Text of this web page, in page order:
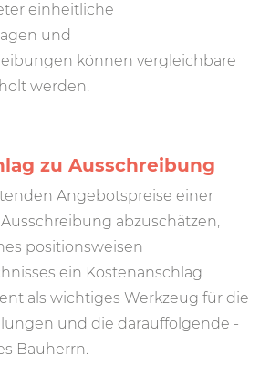
einheitliche
und
können vergleichbare
werden.
zu Ausschreibung
Angebotspreise einer
abzuschätzen,
positionsweisen
ein Kostenanschlag
als wichtiges Werkzeug für die
und die darauffolgende -
Bauherrn.